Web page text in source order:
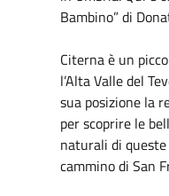
Bambino” di
Citerna è un
l’Alta Valle del
sua posizione la
per scoprire le
naturali di queste
cammino di San